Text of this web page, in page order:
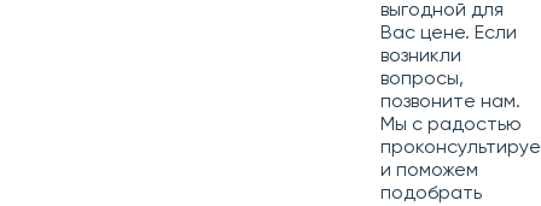
выгодной для
Вас цене. Если
возникли
вопросы,
позвоните нам.
Мы с радостью
и поможем
подобрать